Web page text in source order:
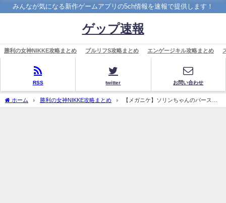
みんなが気になる新作ゲームアプリの5ch情報を速報で提供します！
ゲップ速報
勝利の女神NIKKE攻略まとめ ブルリフS攻略まとめ エンゲージキル攻略まとめ
RSS twitter お問い合わせ
ホーム 勝利の女神NIKKE攻略まとめ
【メガニケ】ソリンちゃんのバースト
は3000%越えで全キャラ最大火力だぞ